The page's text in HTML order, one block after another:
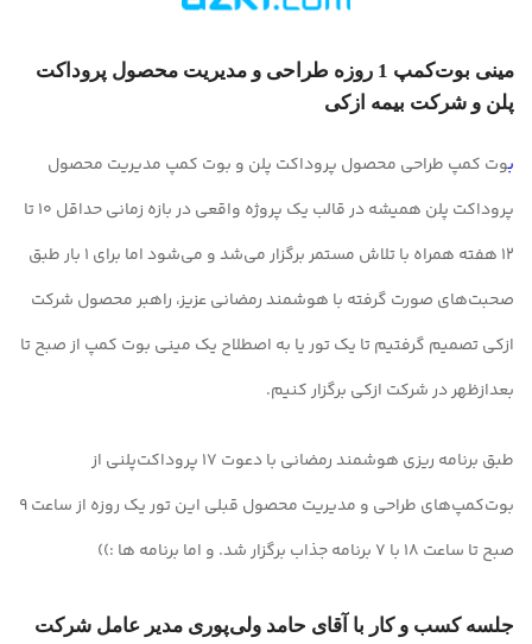
مینی بوت‌کمپ 1 روزه طراحی و مدیریت محصول پروداکت
پلن و شرکت بیمه ازکی
بوت کمپ طراحی محصول پروداکت پلن و بوت کمپ مدیریت محصول
پروداکت پلن
همیشه در قالب یک پروژه واقعی در بازه زمانی حداقل 10 تا
12 هفته همراه با تلاش مستمر برگزار می‌شد و می‌شود اما برای 1 بار طبق
صحبت‌های صورت گرفته با هوشمند رمضانی عزیز، راهبر محصول شرکت
ازکی تصمیم گرفتیم تا یک تور یا به اصطلاح یک مینی بوت کمپ از صبح تا
بعدازظهر در شرکت ازکی برگزار کنیم.
طبق برنامه ریزی هوشمند رمضانی با دعوت 17 پروداکت‌پلنی از
بوت‌کمپ‌های طراحی و مدیریت محصول قبلی این تور یک روزه از ساعت 9
صبح تا ساعت 18 با 7 برنامه جذاب برگزار شد. و اما برنامه ها :))
جلسه کسب و کار با آقای حامد ولی‌پوری مدیر عامل شرکت